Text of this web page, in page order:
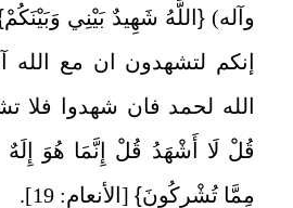
وآله) { اللَّهُ شَهِيدٌ بَيْنِي وَبَيْنَكُمْ
إنكم لتشهدون ان مع الله
الله لحمد فان شهدوا فلا
قُلْ لَا أَشْهَدُ قُلْ إِنَّمَا هُوَ
مِمَّا تُشْرِكُونَ} [الأنعام: 19].